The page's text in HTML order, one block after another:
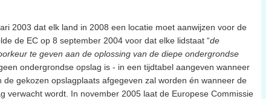
2003 dat elk land in 2008 een locatie moet aanwijzen voor de
de EC op 8 september 2004 voor dat elke lidstaat “de
te geven aan de oplossing van de diepe ondergrondse
ondergrondse opslag is - in een tijdtabel aangeven wanneer
gekozen opslagplaats afgegeven zal worden én wanneer de
verwacht wordt. In november 2005 laat de Europese Commissie